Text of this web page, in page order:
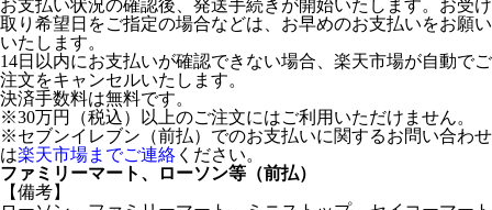
お支払い状況の確認後、発送手続きが開始いたします。お受け
取り希望日をご指定の場合などは、お早めのお支払いをお願い
いたします。
14日以内にお支払いが確認できない場合、楽天市場が自動でご
注文をキャンセルいたします。
決済手数料は無料です。
※30万円（税込）以上のご注文にはご利用いただけません。
※セブンイレブン（前払）でのお支払いに関するお問い合わせ
は楽天市場までご連絡 ください。
ファミリーマート、ローソン等（前払）
【備考】